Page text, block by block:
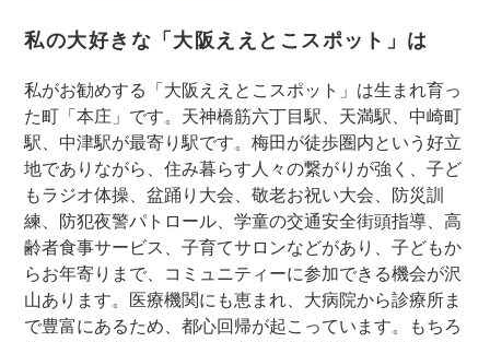
私の大好きな「大阪ええとこスポット」は
私がお勧めする「大阪ええとこスポット」は生まれ育っ
た町「本庄」です。天神橋筋六丁目駅、天満駅、中崎町
駅、中津駅が最寄り駅です。梅田が徒歩圏内という好立
地でありながら、住み暮らす人々の繋がりが強く、子ど
もラジオ体操、盆踊り大会、敬老お祝い大会、防災訓
練、防犯夜警パトロール、学童の交通安全街頭指導、高
齢者食事サービス、子育てサロンなどがあり、子どもか
らお年寄りまで、コミュニティーに参加できる機会が沢
山あります。医療機関にも恵まれ、大病院から診療所ま
で豊富にあるため、都心回帰が起こっています。もちろ